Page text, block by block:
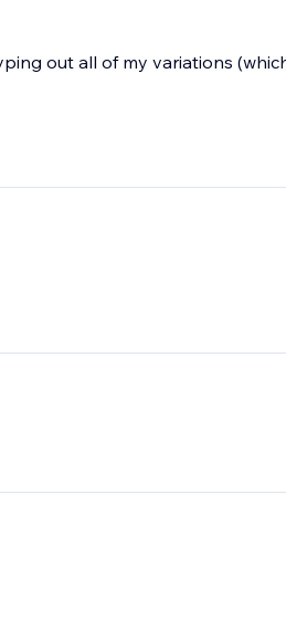
out all of my variations